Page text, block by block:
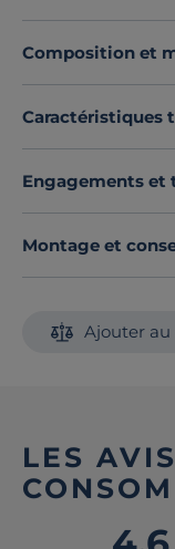
Composition et
Caractéristiques
Engagements et
Montage et
Ajouter
LES